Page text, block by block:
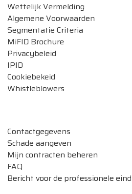
Wettelijk Vermelding
Algemene Voorwaarden
Segmentatie Criteria
MiFID Brochure
Privacybeleid
IPID
Cookiebekeid
Whistleblowers
Contactgegevens
Schade aangeven
Mijn contracten beheren
FAQ
Bericht voor de professionele